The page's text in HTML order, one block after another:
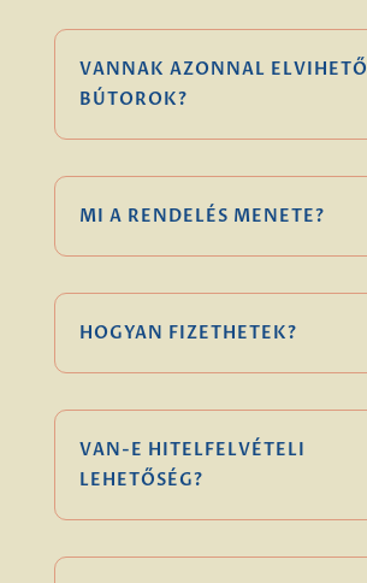
VANNAK AZONNAL ELVIHETŐ
BÚTOROK?
MI A RENDELÉS MENETE?
HOGYAN FIZETHETEK?
VAN-E HITELFELVÉTELI
LEHETŐSÉG?